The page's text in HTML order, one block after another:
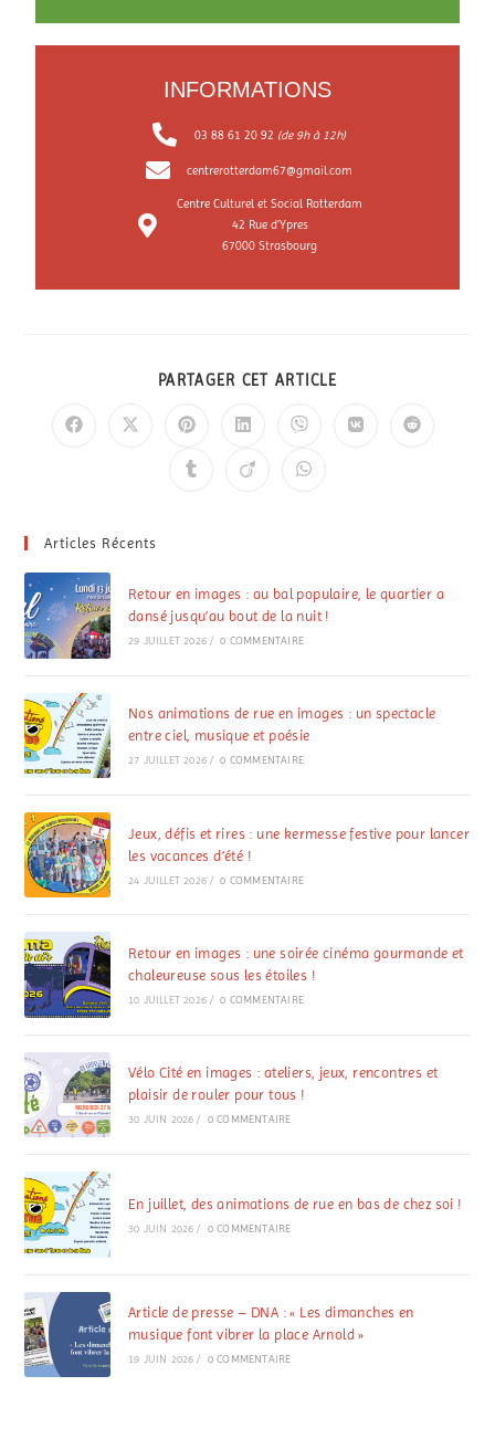
INFORMATIONS
03 88 61 20 92 (de 9h à 12h)
centrerotterdam67@gmail.com
Centre Culturel et Social Rotterdam
42 Rue d’Ypres
67000 Strasbourg​
PARTAGER CET ARTICLE
Articles Récents
Retour en images : au bal populaire, le quartier a
dansé jusqu’au bout de la nuit !
29 JUILLET 2026 / 0 COMMENTAIRE
Nos animations de rue en images : un spectacle
entre ciel, musique et poésie
27 JUILLET 2026 / 0 COMMENTAIRE
Jeux, défis et rires : une kermesse festive pour lancer
les vacances d’été !
24 JUILLET 2026 / 0 COMMENTAIRE
Retour en images : une soirée cinéma gourmande et
chaleureuse sous les étoiles !
10 JUILLET 2026 / 0 COMMENTAIRE
Vélo Cité en images : ateliers, jeux, rencontres et
plaisir de rouler pour tous !
30 JUIN 2026 / 0 COMMENTAIRE
En juillet, des animations de rue en bas de chez soi !
30 JUIN 2026 / 0 COMMENTAIRE
Article de presse – DNA : « Les dimanches en
musique font vibrer la place Arnold »
19 JUIN 2026 / 0 COMMENTAIRE